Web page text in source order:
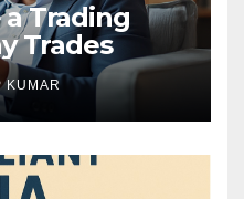
Trading
Trades
KUMAR